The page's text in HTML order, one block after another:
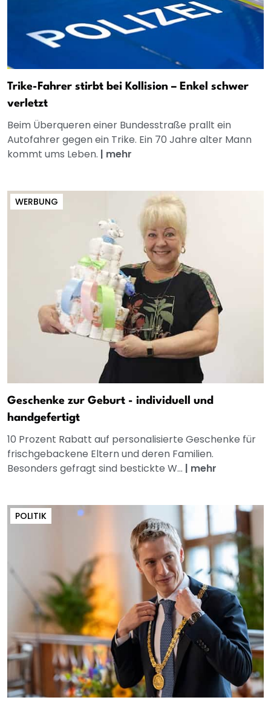
Trike-Fahrer stirbt bei Kollision – Enkel schwer
verletzt
Beim Überqueren einer Bundesstraße prallt ein
Autofahrer gegen ein Trike. Ein 70 Jahre alter Mann
kommt ums Leben. | mehr
WERBUNG
Geschenke zur Geburt - individuell und
handgefertigt
10 Prozent Rabatt auf personalisierte Geschenke für
frischgebackene Eltern und deren Familien.
Besonders gefragt sind bestickte W... | mehr
POLITIK